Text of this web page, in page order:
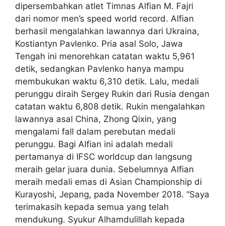
dipersembahkan atlet Timnas Alfian M. Fajri
dari nomor men’s speed world record. Alfian
berhasil mengalahkan lawannya dari Ukraina,
Kostiantyn Pavlenko. Pria asal Solo, Jawa
Tengah ini menorehkan catatan waktu 5,961
detik, sedangkan Pavlenko hanya mampu
membukukan waktu 6,310 detik. Lalu, medali
perunggu diraih Sergey Rukin dari Rusia dengan
catatan waktu 6,808 detik. Rukin mengalahkan
lawannya asal China, Zhong Qixin, yang
mengalami fall dalam perebutan medali
perunggu. Bagi Alfian ini adalah medali
pertamanya di IFSC worldcup dan langsung
meraih gelar juara dunia. Sebelumnya Alfian
meraih medali emas di Asian Championship di
Kurayoshi, Jepang, pada November 2018. “Saya
terimakasih kepada semua yang telah
mendukung. Syukur Alhamdulillah kepada